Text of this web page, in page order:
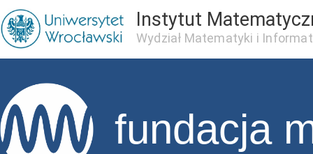
Instytut
Wydział Matematyki i
fundacja